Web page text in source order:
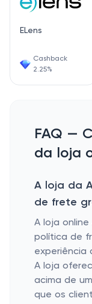
ELens
Cashback
2.25%
FAQ —
da loja
A loja da
de frete
A loja online
política de
experiência
A loja
acima de
que os